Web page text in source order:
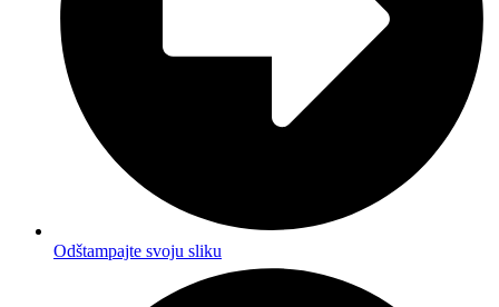
Odštampajte svoju sliku